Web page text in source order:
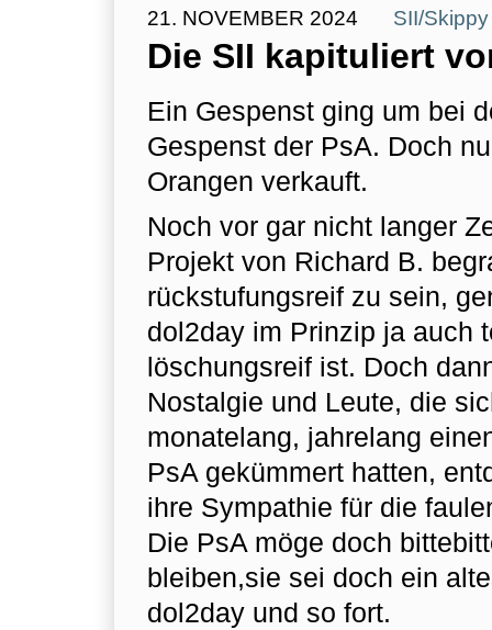
21. NOVEMBER 2024 SII/Skippy
Die SII kapituliert
Ein Gespenst ging um bei
Gespenst der PsA. Doch
Orangen verkauft.
Noch vor gar nicht langer
Projekt von Richard B.
rückstufungsreif zu sein,
dol2day im Prinzip ja auch
löschungsreif ist. Doch
Nostalgie und Leute, die
monatelang, jahrelang
PsA gekümmert hatten,
ihre Sympathie für die
Die PsA möge doch
bleiben,sie sei doch ein
dol2day und so fort.